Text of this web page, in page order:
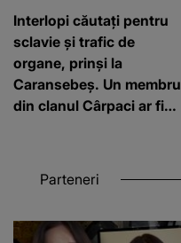
Interlopi căutați pentru
sclavie și trafic de
organe, prinși la
Caransebeș. Un membru
din clanul Cârpaci ar fi
Parteneri